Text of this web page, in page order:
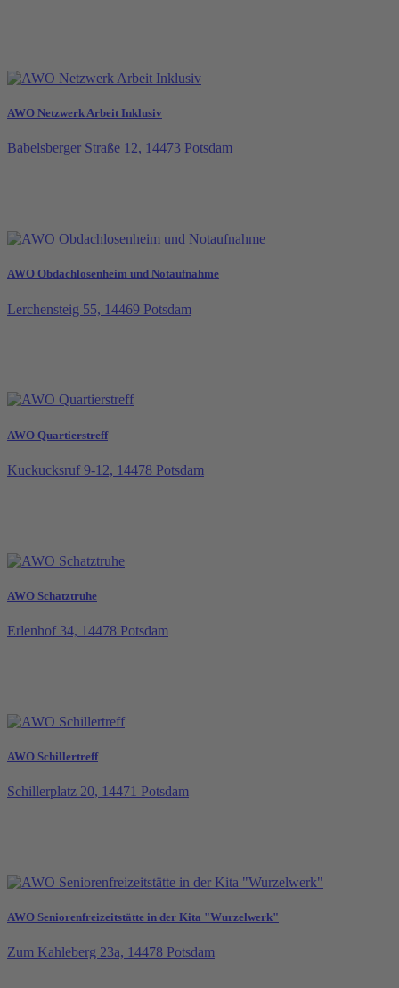
AWO Netzwerk Arbeit Inklusiv
Babelsberger Straße 12, 14473 Potsdam
AWO Obdachlosenheim und Notaufnahme
Lerchensteig 55, 14469 Potsdam
AWO Quartierstreff
Kuckucksruf 9-12, 14478 Potsdam
AWO Schatztruhe
Erlenhof 34, 14478 Potsdam
AWO Schillertreff
Schillerplatz 20, 14471 Potsdam
AWO Seniorenfreizeitstätte in der Kita "Wurzelwerk"
Zum Kahleberg 23a, 14478 Potsdam